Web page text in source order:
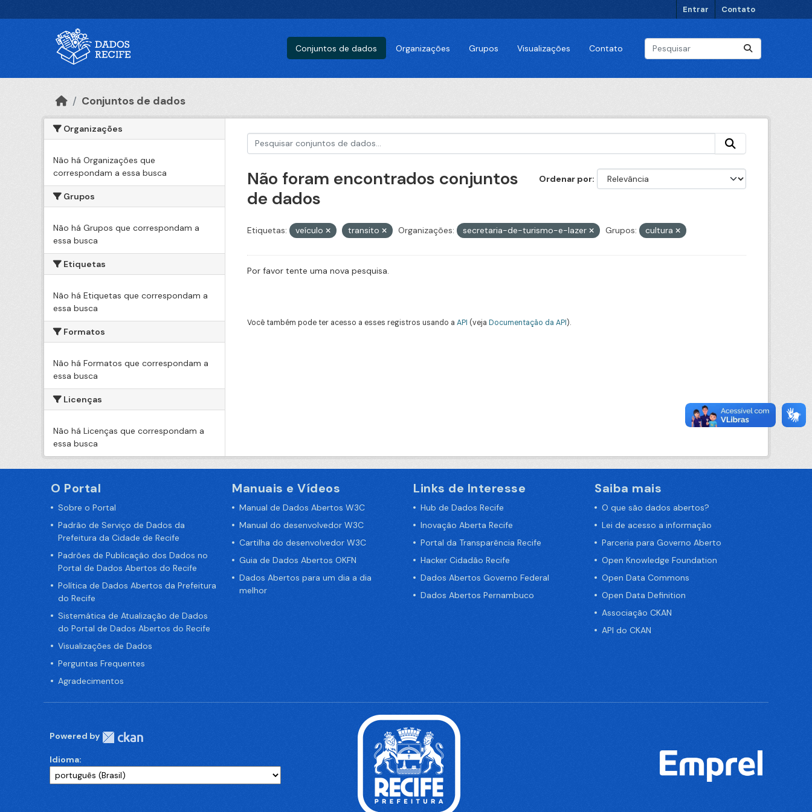
Entrar Contato
Conjuntos de dados Organizações Grupos Visualizações Contato
Conjuntos de dados
Organizações
Não há Organizações que
correspondam a essa busca
Grupos
Não há Grupos que correspondam a
essa busca
Etiquetas
Não há Etiquetas que correspondam a
essa busca
Formatos
Não há Formatos que correspondam a
essa busca
Licenças
Não há Licenças que correspondam a
essa busca
Ordenar por
Não foram encontrados conjuntos
de dados
Etiquetas: veículo transito Organizações: secretaria-de-turismo-e-lazer Grupos: cultura
Por favor tente uma nova pesquisa.
Você também pode ter acesso a esses registros usando a API (veja Documentação da API).
O Portal
Sobre o Portal
Padrão de Serviço de Dados da
Prefeitura da Cidade de Recife
Padrões de Publicação dos Dados no
Portal de Dados Abertos do Recife
Política de Dados Abertos da Prefeitura
do Recife
Sistemática de Atualização de Dados
do Portal de Dados Abertos do Recife
Visualizações de Dados
Perguntas Frequentes
Agradecimentos
Manuais e Vídeos
Manual de Dados Abertos W3C
Manual do desenvolvedor W3C
Cartilha do desenvolvedor W3C
Guia de Dados Abertos OKFN
Dados Abertos para um dia a dia
melhor
Links de Interesse
Hub de Dados Recife
Inovação Aberta Recife
Portal da Transparência Recife
Hacker Cidadão Recife
Dados Abertos Governo Federal
Dados Abertos Pernambuco
Saiba mais
O que são dados abertos?
Lei de acesso a informação
Parceria para Governo Aberto
Open Knowledge Foundation
Open Data Commons
Open Data Definition
Associação CKAN
API do CKAN
Powered by
Idioma